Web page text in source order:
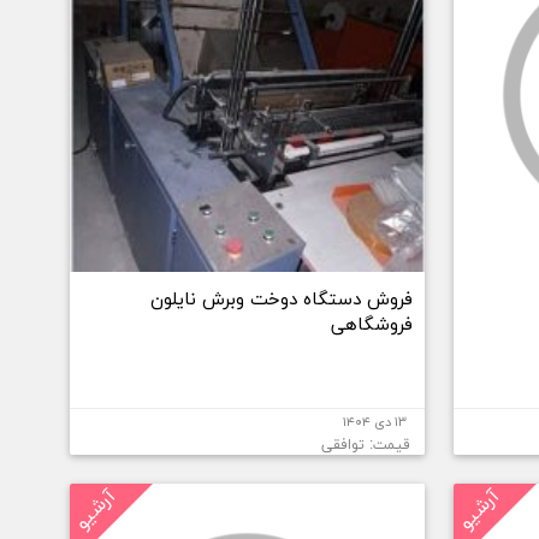
فروش دستگاه دوخت وبرش نایلون
فروشگاهی
۱۳ دی ۱۴۰۴
قیمت: توافقی
آرشیو آرشیو